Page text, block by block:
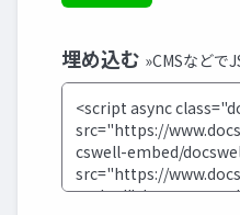
埋め込む »CMSなどで